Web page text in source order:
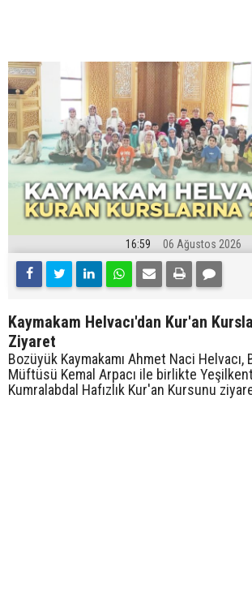
16:59 06 Ağustos 2026
Kaymakam Helvacı'dan Kur'an
Ziyaret
Bozüyük Kaymakamı Ahmet Naci Helvacı,
Müftüsü Kemal Arpacı ile birlikte Yeşilkent
Kumralabdal Hafızlık Kur'an Kursunu